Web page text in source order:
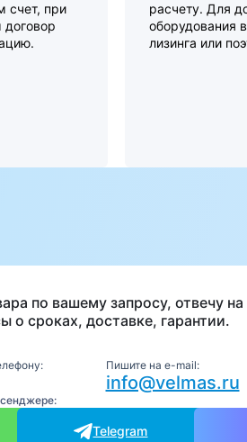
счет, при
договор
расчету. Для
оборудования
лизинга или
по вашему запросу, отвечу на
о сроках, доставке, гарантии.
Пишите на e-mail:
info@velmas.ru
Telegram